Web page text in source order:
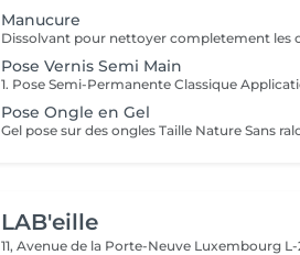
Manucure
Pose Vernis Semi Main
Pose Ongle en Gel
Gel pose sur des ongles Taille Nature Sans
LAB'eille
11, Avenue de la Porte-Neuve Luxembourg L-